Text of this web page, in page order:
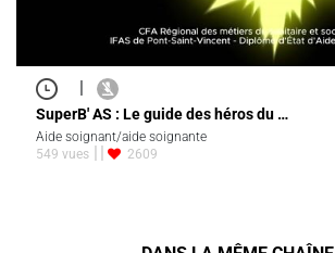
|
SuperB' AS : Le guide des héros du …
Aide soignant/aide soignante
549 vues
2609